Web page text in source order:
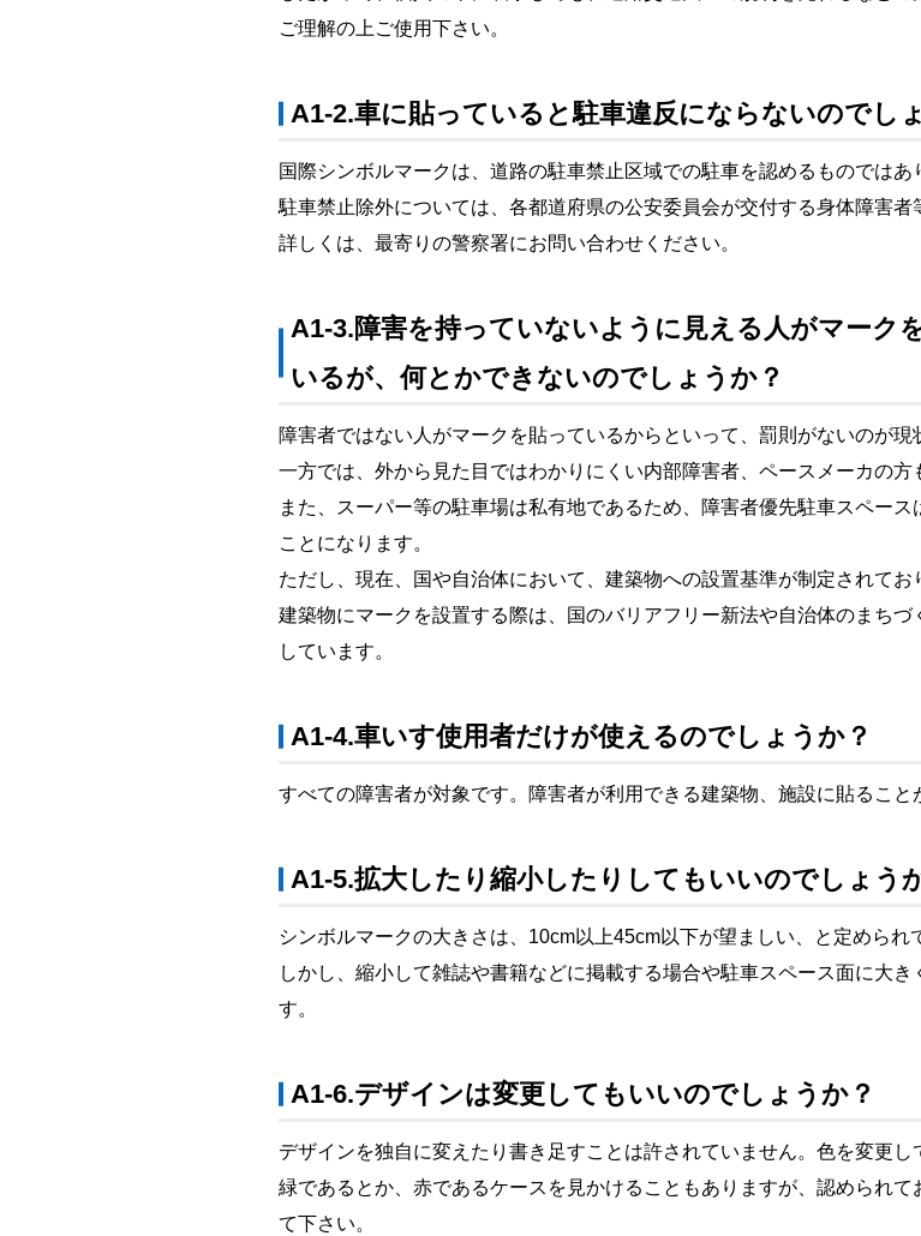
ご理解の上ご使用下さい。
A1-2.車に貼っていると駐車違反にならないのでし
国際シンボルマークは、道路の駐車禁止区域での駐車を認めるものではあ
駐車禁止除外については、各都道府県の公安委員会が交付する身体障害者
詳しくは、最寄りの警察署にお問い合わせください。
A1-3.障害を持っていないように見える人がマーク
いるが、何とかできないのでしょうか？
障害者ではない人がマークを貼っているからといって、罰則がないのが現
一方では、外から見た目ではわかりにくい内部障害者、ペースメーカの方
また、スーパー等の駐車場は私有地であるため、障害者優先駐車スペー
ことになります。
ただし、現在、国や自治体において、建築物への設置基準が制定されてお
建築物にマークを設置する際は、国のバリアフリー新法や自治体のまち
しています。
A1-4.車いす使用者だけが使えるのでしょうか？
すべての障害者が対象です。障害者が利用できる建築物、施設に貼ること
A1-5.拡大したり縮小したりしてもいいのでしょう
シンボルマークの大きさは、10cm以上45cm以下が望ましい、と定められ
しかし、縮小して雑誌や書籍などに掲載する場合や駐車スペース面に大
す。
A1-6.デザインは変更してもいいのでしょうか？
デザインを独自に変えたり書き足すことは許されていません。色を変更し
緑であるとか、赤であるケースを見かけることもありますが、認められ
て下さい。